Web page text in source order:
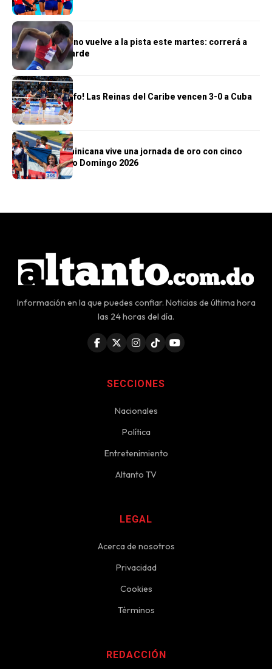
DEPORTES
Marileidy Paulino vuelve a la pista este martes: correrá a
las 6:30 de la tarde
DEPORTES
¡Segundo triunfo! Las Reinas del Caribe vencen 3-0 a Cuba
DEPORTES
República Dominicana vive una jornada de oro con cinco
títulos en Santo Domingo 2026
Información en la que puedes confiar. Noticias de última hora
las 24 horas del día.
SECCIONES
Nacionales
Política
Entretenimiento
Altanto TV
LEGAL
Acerca de nosotros
Privacidad
Cookies
Términos
REDACCIÓN